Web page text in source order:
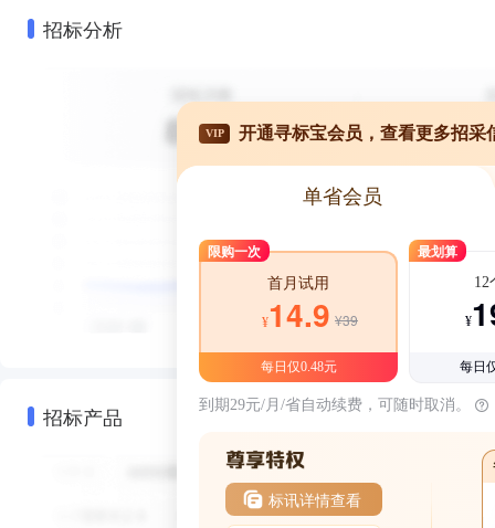
招标分析
招标产品
VIP 开通寻标宝会员，查看更多招采
单省会员
限购一次
首月试用
¥14.9 ¥39
每日仅0.48元
最划算
12
¥
每日
到期29元/月/省自动续费，可随时取消。
标讯详情查看